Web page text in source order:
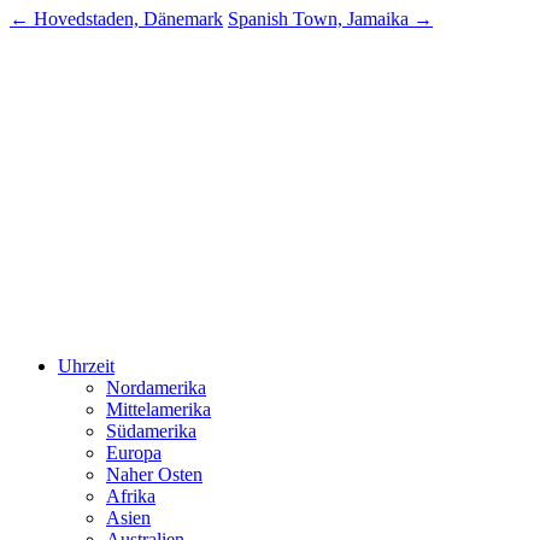
← Hovedstaden, Dänemark Spanish Town, Jamaika →
Uhrzeit
Nordamerika
Mittelamerika
Südamerika
Europa
Naher Osten
Afrika
Asien